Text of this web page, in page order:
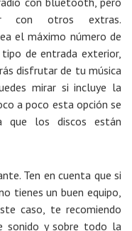
con otros extras.
el máximo número de
de entrada exterior,
disfrutar de tu música
mirar si incluye la
a poco esta opción se
que los discos están
Ten en cuenta que si
tienes un buen equipo,
caso, te recomiendo
sonido y sobre todo la